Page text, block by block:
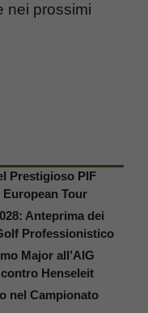
nei prossimi
Prestigioso PIF
Tour
Anteprima dei
Professionistico
Major all’AIG
Henseleit
nel Campionato